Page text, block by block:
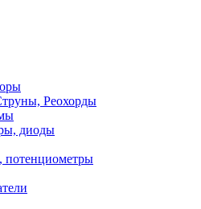
Реохорды
диоды
потенциометры